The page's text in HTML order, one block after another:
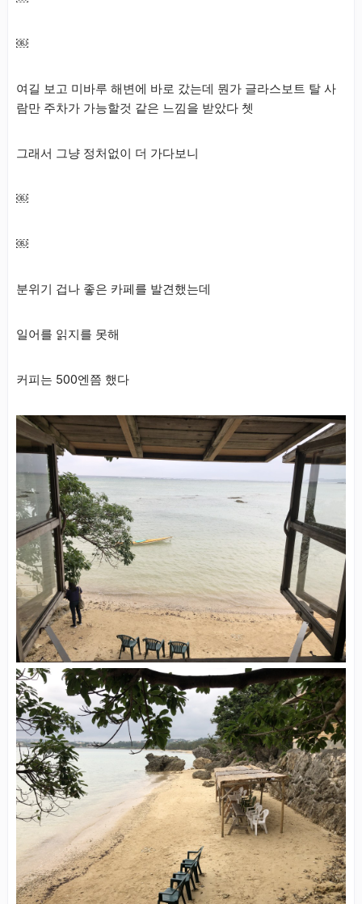
￼
여길 보고 미바루 해변에 바로 갔는데 뭔가 글라스보트 탈 사
람만 주차가 가능할것 같은 느낌을 받았다 쳇
그래서 그냥 정처없이 더 가다보니
￼
￼
분위기 겁나 좋은 카페를 발견했는데
일어를 읽지를 못해
커피는 500엔쯤 했다